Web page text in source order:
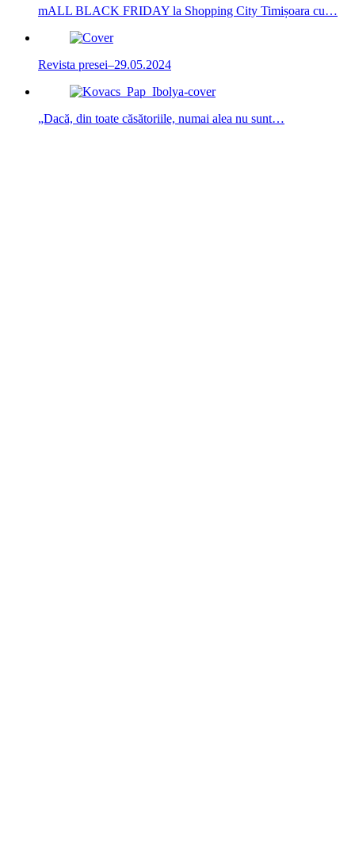
mALL BLACK FRIDAY la Shopping City Timișoara cu…
Revista presei–29.05.2024
„Dacă, din toate căsătoriile, numai alea nu sunt…